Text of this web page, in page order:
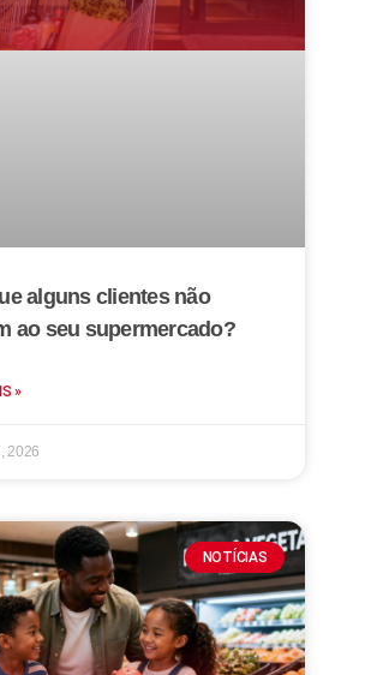
alguns clientes não
ao seu supermercado?
»
2026
NOTÍCIAS